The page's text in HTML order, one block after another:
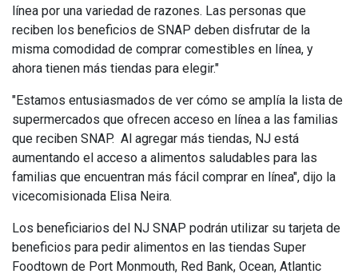
línea por una variedad de razones. Las personas que
reciben los beneficios de SNAP deben disfrutar de la
misma comodidad de comprar comestibles en línea, y
ahora tienen más tiendas para elegir."
"Estamos entusiasmados de ver cómo se amplía la lista de
supermercados que ofrecen acceso en línea a las familias
que reciben SNAP. Al agregar más tiendas, NJ está
aumentando el acceso a alimentos saludables para las
familias que encuentran más fácil comprar en línea", dijo la
vicecomisionada Elisa Neira.
Los beneficiarios del NJ SNAP podrán utilizar su tarjeta de
beneficios para pedir alimentos en las tiendas Super
Foodtown de Port Monmouth, Red Bank, Ocean, Atlantic